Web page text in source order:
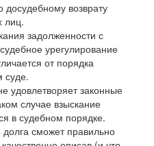
досудебному возврату
лиц.
задолженности с
урегулирование
от порядка
суде.
удовлетворяет законные
случае взыскание
в судебном порядке.
сможет правильно